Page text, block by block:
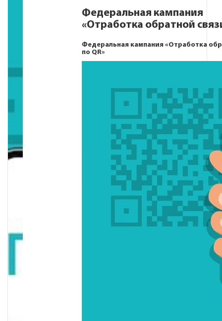
Федеральная кампания
«Отработка обратной
Федеральная кампания «Отработка
по QR»